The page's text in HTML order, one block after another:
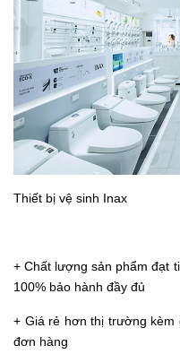
Thiết bị vệ sinh Inax
+ Chất lượng sản phẩm đạt
100% bảo hành đầy đủ
+ Giá rẻ hơn thị trường kèm
đơn hàng